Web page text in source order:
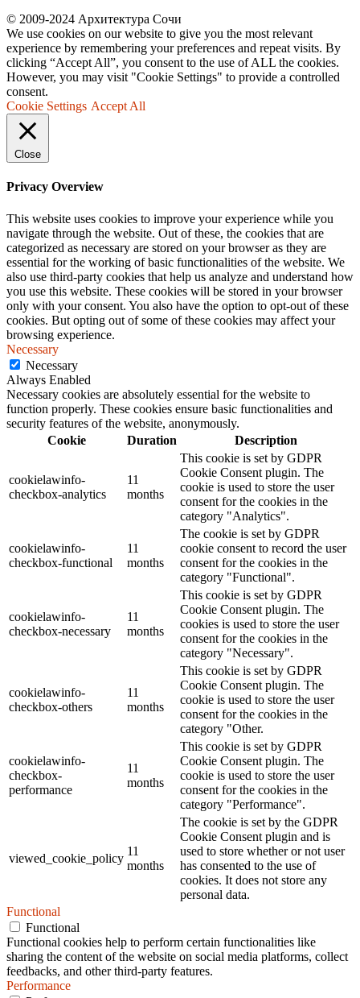
© 2009-2024 Архитектура Сочи
We use cookies on our website to give you the most relevant
experience by remembering your preferences and repeat visits. By
clicking “Accept All”, you consent to the use of ALL the cookies.
However, you may visit "Cookie Settings" to provide a controlled
consent.
Cookie Settings Accept All
Close
Privacy Overview
This website uses cookies to improve your experience while you
navigate through the website. Out of these, the cookies that are
categorized as necessary are stored on your browser as they are
essential for the working of basic functionalities of the website. We
also use third-party cookies that help us analyze and understand how
you use this website. These cookies will be stored in your browser
only with your consent. You also have the option to opt-out of these
cookies. But opting out of some of these cookies may affect your
browsing experience.
Necessary
Necessary
Always Enabled
Necessary cookies are absolutely essential for the website to
function properly. These cookies ensure basic functionalities and
security features of the website, anonymously.
Cookie
Duration Description
cookielawinfo-
checkbox-analytics
11
months
This cookie is set by GDPR
Cookie Consent plugin. The
cookie is used to store the user
consent for the cookies in the
category "Analytics".
cookielawinfo-
checkbox-functional
11
months
The cookie is set by GDPR
cookie consent to record the user
consent for the cookies in the
category "Functional".
cookielawinfo-
checkbox-necessary
11
months
This cookie is set by GDPR
Cookie Consent plugin. The
cookies is used to store the user
consent for the cookies in the
category "Necessary".
cookielawinfo-
checkbox-others
11
months
This cookie is set by GDPR
Cookie Consent plugin. The
cookie is used to store the user
consent for the cookies in the
category "Other.
cookielawinfo-
checkbox-
performance
11
months
This cookie is set by GDPR
Cookie Consent plugin. The
cookie is used to store the user
consent for the cookies in the
category "Performance".
viewed_cookie_policy
11
months
The cookie is set by the GDPR
Cookie Consent plugin and is
used to store whether or not user
has consented to the use of
cookies. It does not store any
personal data.
Functional
Functional
Functional cookies help to perform certain functionalities like
sharing the content of the website on social media platforms, collect
feedbacks, and other third-party features.
Performance